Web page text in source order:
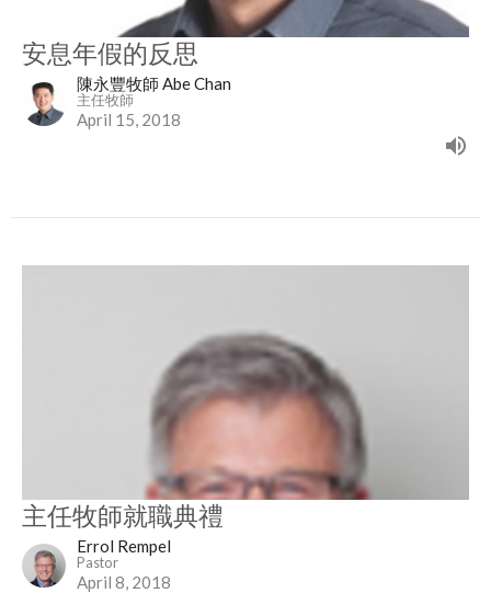
安息年假的反思
陳永豐牧師 Abe Chan
主任牧師
April 15, 2018
主任牧師就職典禮
Errol Rempel
Pastor
April 8, 2018